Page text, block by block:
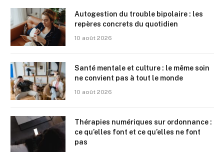
Autogestion du trouble bipolaire : les
repères concrets du quotidien
10 août 2026
Santé mentale et culture : le même soin
ne convient pas à tout le monde
10 août 2026
Thérapies numériques sur ordonnance :
ce qu’elles font et ce qu’elles ne font
pas